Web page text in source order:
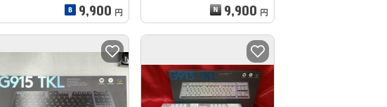
9,900 円 9,900 円